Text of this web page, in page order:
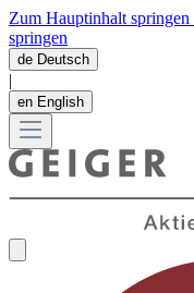
Zum Hauptinhalt springen
springen
de Deutsch
|
en English